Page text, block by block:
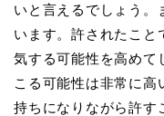
いと言えるでしょう。
います。許されたこと
気する可能性を高めて
こる可能性は非常に高
持ちになりながら許す